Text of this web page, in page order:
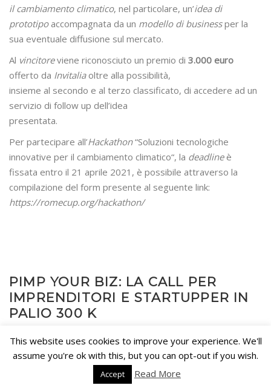
il cambiamento climatico, nel particolare, un’idea di
prototipoaccompagnata da un modello di businessper la
sua eventuale diffusione sul mercato.
Al vincitoreviene riconosciuto un premio di 3.000 euro
offerto da Invitaliaoltre alla possibilità,
insieme al secondo e al terzo classificato, di accedere ad un
servizio di follow up dell’idea
presentata.
Per partecipare all’Hackathon“Soluzioni tecnologiche
innovative per il cambiamento climatico“, la deadlineè
fissata entro il 21 aprile 2021, è possibile attraverso la
compilazione del form presente al seguente link:
https://romecup.org/hackathon/
PIMP YOUR BIZ: LA CALL PER
IMPRENDITORI E STARTUPPER IN
PALIO 300 K
comments
This website uses cookies to improve your experience. We'll
assume you're ok with this, but you can opt-out if you wish.
Accept Read More